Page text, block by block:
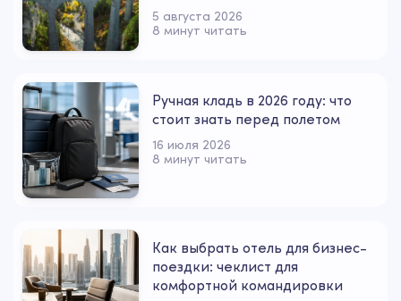
5 августа 2026
8 минут читать
Ручная кладь в 2026 году: что
стоит знать перед полетом
16 июля 2026
8 минут читать
Как выбрать отель для бизнес-
поездки: чеклист для
комфортной командировки